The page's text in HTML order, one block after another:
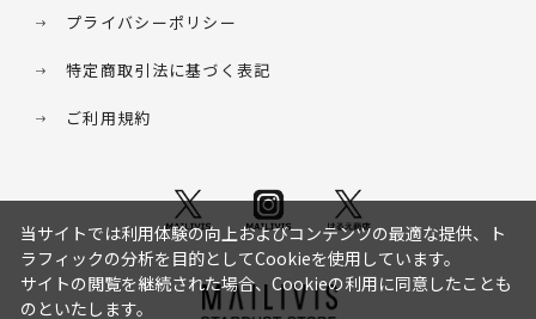
プライバシーポリシー
特定商取引法に基づく表記
ご利用規約
当サイトでは利用体験の向上およびコンテンツの最適な提供、ト
ラフィックの分析を目的としてCookieを使用しています。
サイトの閲覧を継続された場合、Cookieの利用に同意したことも
のといたします。